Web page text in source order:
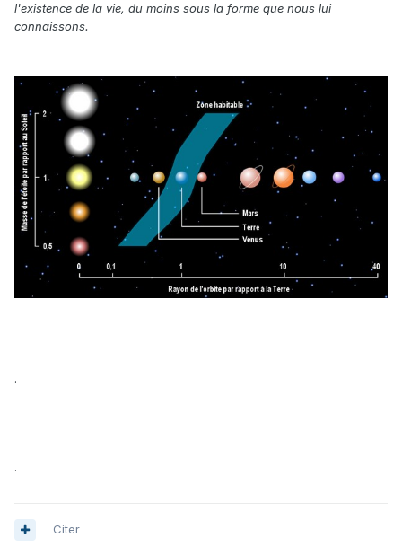
l'existence de la vie, du moins sous la forme que nous lui
connaissons.
.
.
Citer